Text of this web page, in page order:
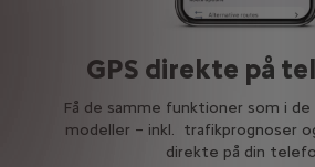
GPS direkte på
Få de samme funktioner som i
modeller – inkl. trafikprognoser
direkte på din